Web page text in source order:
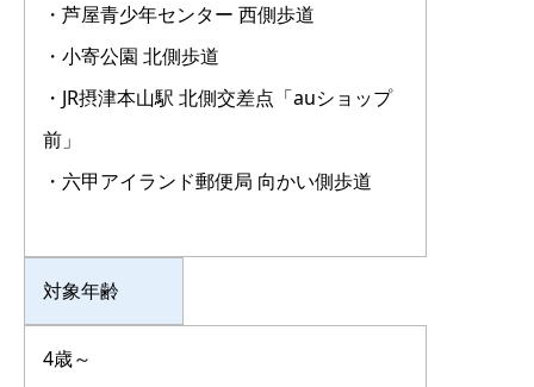
・芦屋青少年センター 西側歩道
・小寄公園 北側歩道
・JR摂津本山駅 北側交差点「auショップ
前」
・六甲アイランド郵便局 向かい側歩道
対象年齢
4歳～